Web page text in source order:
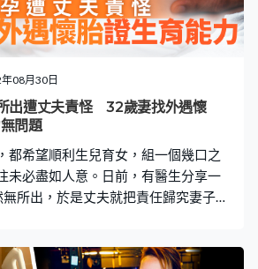
體的胰液或膽汁出現阻塞，糞便就會
黃色狀態，變得非常淺色，呈現灰白
點黃色。而若果腸胃道出血，也會有
生以胃出血為例，當胃酸跟出血的鐵
便顏色較深，出現像黑色或墨綠色狀
血，特別是大腸的位置，就會出現鮮
08月30日
出遭丈夫責怪 32歲妻找外遇懷
問題
都希望順利生兒育女，組一個幾口之
未必盡如人意。日前，有醫生分享一
所出，於是丈夫就把責任歸究妻子身
「Dr_Ahmad_RZ」發文，表示接